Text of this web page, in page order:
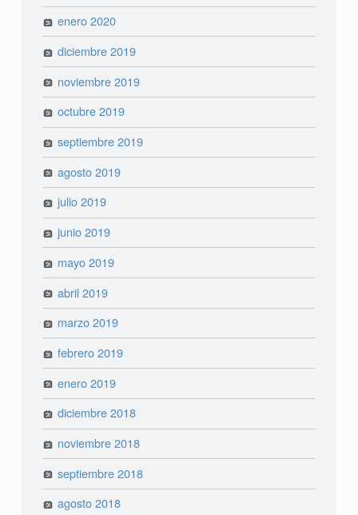
enero 2020
diciembre 2019
noviembre 2019
octubre 2019
septiembre 2019
agosto 2019
julio 2019
junio 2019
mayo 2019
abril 2019
marzo 2019
febrero 2019
enero 2019
diciembre 2018
noviembre 2018
septiembre 2018
agosto 2018